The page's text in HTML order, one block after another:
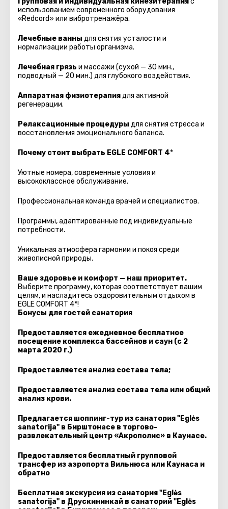
использованием современного оборудования
«Redcord» или вибротренажёра.
Лечебные ванны для снятия усталости и
нормализации работы организма.
Лечебная грязь и массажи (сухой — 30 мин.,
подводный — 20 мин.) для глубокого воздействия.
Аппаратная физиотерапиядля активной
регенерации.
Релаксационные процедуры для снятия стресса и
восстановления эмоционального баланса.
Почему стоит выбрать EGLE COMFORT 4*
Уютные номера, современные условия и
высококлассное обслуживание.
Профессиональная команда врачей и специалистов.
Программы, адаптированные под индивидуальные
потребности.
Уникальная атмосфера гармонии и покоя среди
живописной природы.
Ваше здоровье и комфорт — наш приоритет.
Выберите программу, которая соответствует вашим
целям, и насладитесь оздоровительным отдыхом в
EGLE COMFORT 4*!
Бонусы для гостей санатория
Предоставляется ежедневное бесплатное
посещение комплекса бассейнов и саун (с 2
марта 2020 г.)
Предоставляется анализ состава тела;
Предоставляется анализ состава тела или общий
анализ крови.
Предлагается шоппинг-тур из санатория "Eglės
sanatorija" в Бирштонасе в торгово-
развлекательный центр «Акрополис» в Каунасе.
Предоставляется бесплатный групповой
трансфер из аэропорта Вильнюса или Каунаса и
обратно
Бесплатная экскурсия из санатория "Eglės
sanatorija" в Друскининкай в санаторий "Eglės